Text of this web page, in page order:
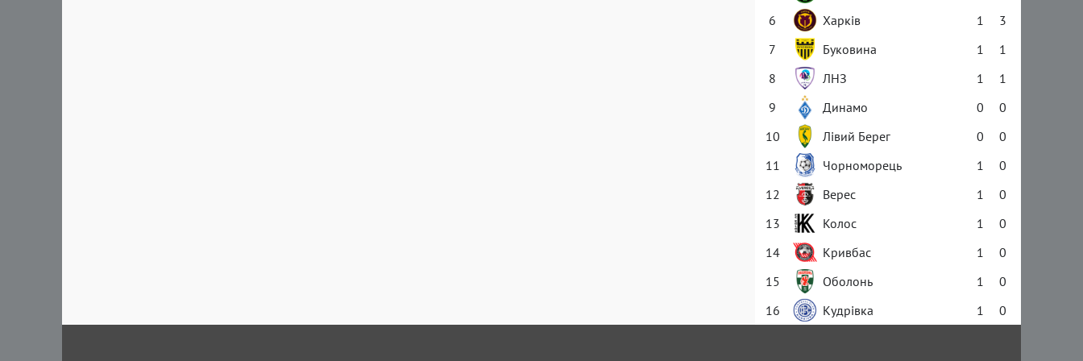
6
Харків 1
3
7
Буковина 1
1
8
ЛНЗ 1
1
9
Динамо 0
0
10
Лівий Берег 0
0
11
Чорноморець 1
0
12
Верес 1
0
13
Колос 1
0
14
Кривбас 1
0
15
Оболонь 1
0
16
Кудрівка 1 0